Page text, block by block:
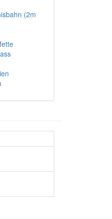
(2m